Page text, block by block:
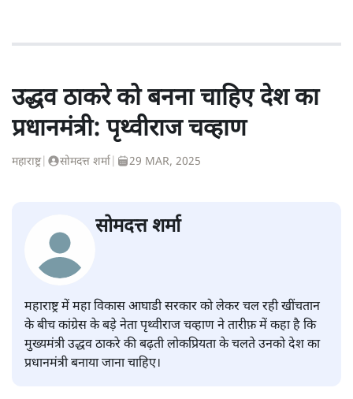
उद्धव ठाकरे को बनना चाहिए देश का
प्रधानमंत्री: पृथ्वीराज चव्हाण
महाराष्ट्र| सोमदत्त शर्मा 29 MAR, 2025